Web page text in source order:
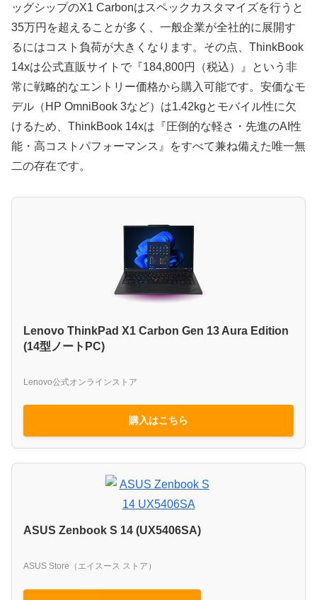
ッグシップのX1 Carbonはスペックカスタマイズを行うと
35万円を超えることが多く、一般企業が全社的に展開す
るにはコスト負荷が大きくなります。その点、ThinkBook
14xは公式直販サイトで『184,800円（税込）』という非
常に戦略的なエントリー価格から購入可能です。安価なモ
デル（HP OmniBook 3など）は1.42kgとモバイル性に欠
けるため、ThinkBook 14xは『圧倒的な軽さ・先進のAI性
能・高コストパフォーマンス』をすべて兼ね備えた唯一無
二の存在です。
Lenovo ThinkPad X1 Carbon Gen 13 Aura Edition
(14型ノートPC)
Lenovo公式オンラインストア
購入はこちら
ASUS Zenbook S 14 (UX5406SA)
ASUS Store（エイスース ストア）